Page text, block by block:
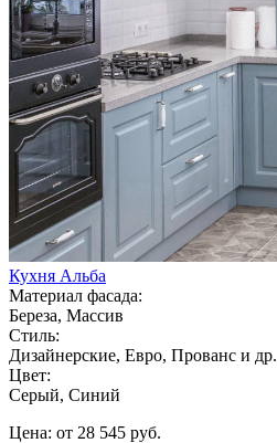
Кухня Альба
Материал фасада:
Береза, Массив
Стиль:
Дизайнерские, Евро, Прованс и др.
Цвет:
Серый, Синий
Цена: от 28 545 руб.